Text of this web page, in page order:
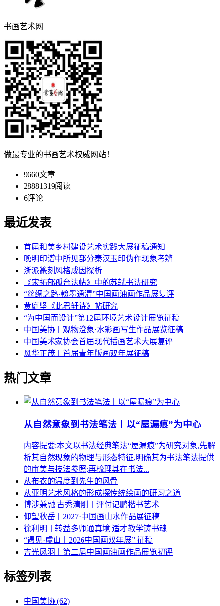
书画艺术网
做最专业的书画艺术权威网站！
9660文章
28881319阅读
6评论
最近发表
首届和美乡村建设艺术实践大展征稿通知
晚明印谱中所见部分秦汉玉印伪作现象考辨
浙派篆刻风格成因探析
《宋拓郁孤台法帖》中的苏轼书法研究
“丝绸之路·翰墨通渭”中国画油画作品展复评
黄庭坚《此君轩诗》帖研究
“为中国而设计”第12届环境艺术设计展览征稿
中国美协丨观物澄象·水彩画写生作品展览征稿
中国美术家协会首届现代插画艺术大展复评
风华正茂丨首届青年版画双年展征稿
热门文章
从自然意象到书法笔法丨以“屋漏痕”为中心
内容提要:本文以书法经典笔法“屋漏痕”为研究对象,先解
析其自然现象的物理与形态特征,明确其为书法笔法提供
的审美与技法参照;再梳理其在书法...
从布衣的温度到先生的风骨
从亚明艺术风格的形成探传统绘画的研习之道
博涉兼融 古秀清刚丨评付记鹏楷书艺术
仰望秋岳丨2027·中国画山水作品展征稿
徐利明丨转益多师通真境 适才教学铸书魂
“遇见·虞山丨2026中国画双年展” 征稿
吉光凤羽丨第二届中国画油画作品展览初评
标签列表
中国美协 (62)